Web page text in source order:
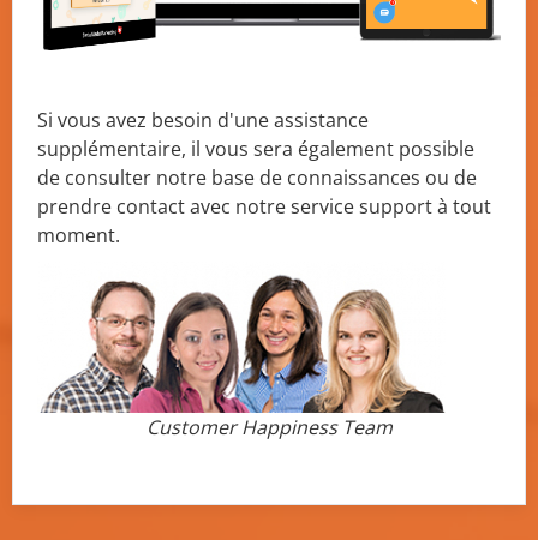
Si vous avez besoin d'une assistance
supplémentaire, il vous sera également possible
de consulter notre base de connaissances ou de
prendre contact avec notre service support à tout
moment.
Customer Happiness Team